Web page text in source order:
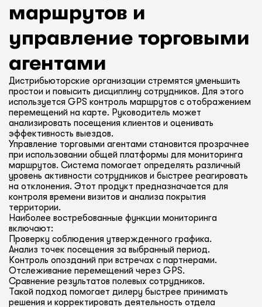
маршрутов и
управление торговыми
агентами
Дистрибьюторские организации стремятся уменьшить
простои и повысить дисциплину сотрудников. Для этого
используется GPS контроль маршрутов с отображением
перемещений на карте. Руководитель может
анализировать посещения клиентов и оценивать
эффективность выездов.
Управление торговыми агентами становится прозрачнее
при использовании общей платформы для мониторинга
маршрутов. Система помогает определять различный
уровень активности сотрудников и быстрее реагировать
на отклонения. Этот продукт предназначается для
контроля времени визитов и анализа покрытия
территории.
Наиболее востребованные функции мониторинга
включают:
Проверку соблюдения утвержденного графика.
Анализ точек посещения за выбранный период.
Контроль опозданий при встречах с партнерами.
Отслеживание перемещений через GPS.
Сравнение результатов полевых сотрудников.
Такой подход помогает дилеру быстрее принимать
решения и корректировать деятельность отдела